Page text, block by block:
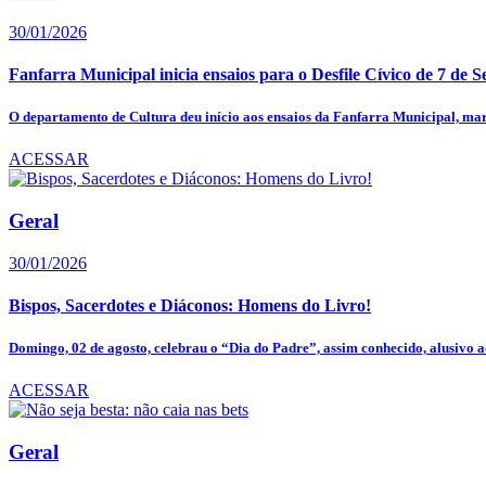
30/01/2026
Fanfarra Municipal inicia ensaios para o Desfile Cívico de 7 de
O departamento de Cultura deu início aos ensaios da Fanfarra Municipal,
ACESSAR
Geral
30/01/2026
Bispos, Sacerdotes e Diáconos: Homens do Livro!
Domingo, 02 de agosto, celebrau o “Dia do Padre”, assim conhecido, alusivo
ACESSAR
Geral